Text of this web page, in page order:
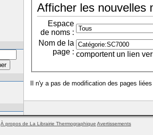
Afficher les nouvelles
Espace
de noms :
Nom de la
page : comportent un lien
Il n'y a pas de modification des pages
À propos de La Librairie Thermographique Avertissements